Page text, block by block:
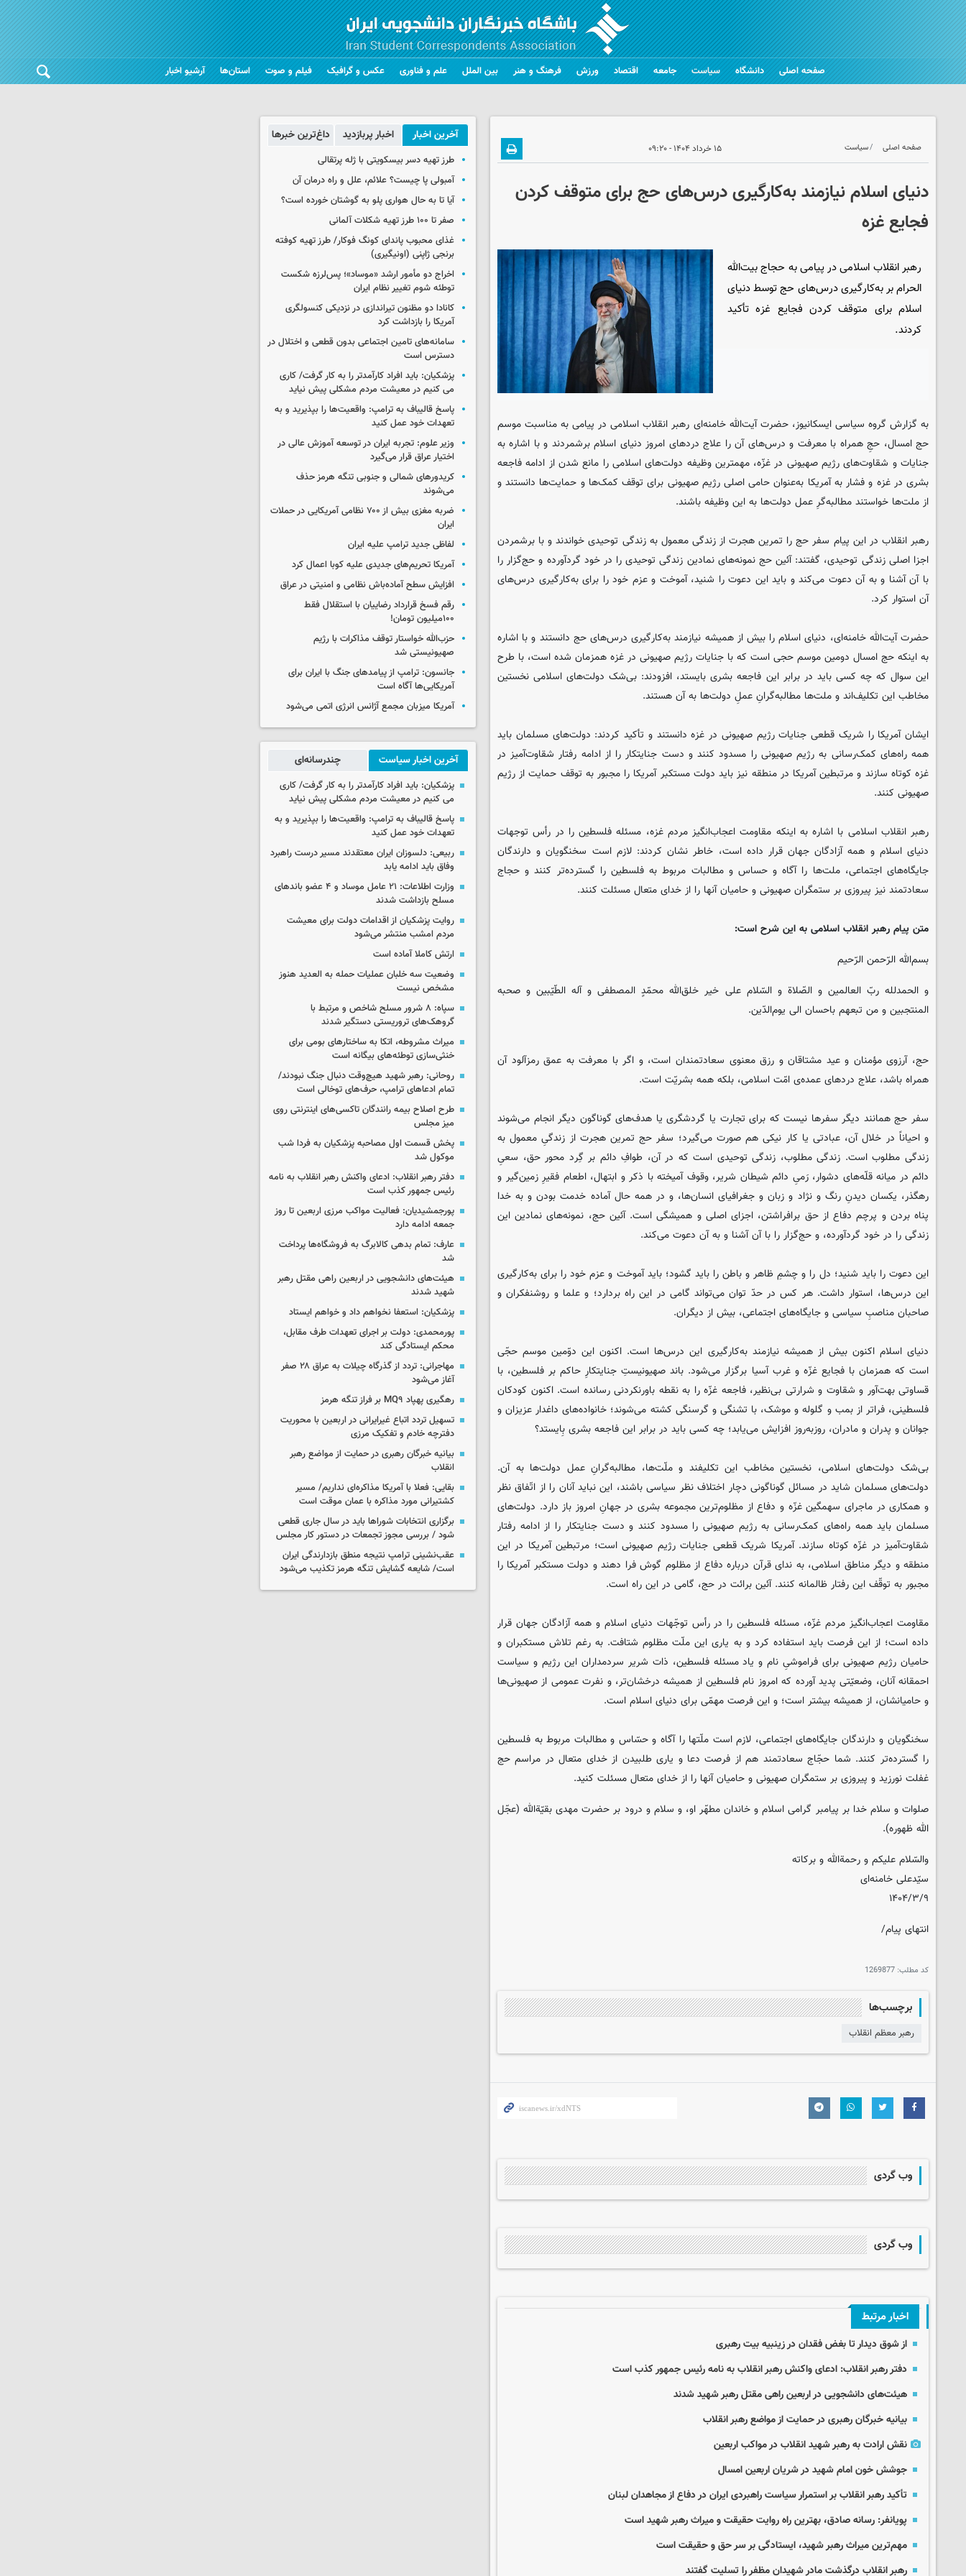
صفحه اصلی دانشگاه سیاست جامعه اقتصاد ورزش فرهنگ و هنر بین الملل علم و فناوری عکس و گرافیک فیلم و صوت استان‌ها آرشیو اخبار
صفحه اصلی سیاست ۱۵ خرداد ۱۴۰۴ - ۰۹:۲۰
دنیای اسلام نیازمند به‌کارگیری درس‌های حج برای متوقف کردن
فجایع غزه
رهبر انقلاب اسلامی در پیامی به حجاج بیت‌الله
الحرام بر به‌کارگیری درس‌های حج توسط دنیای
اسلام برای متوقف کردن فجایع غزه تأکید
کردند.
به گزارش گروه سیاسیایسکانیوز، حضرت آیت‌الله خامنه‌ای رهبر انقلاب اسلامی در پیامی به مناسبت موسم
حج امسال، حجِ همراه با معرفت و درس‌های آن را علاج دردهای امروز دنیای اسلام برشمردند و با اشاره به
جنایات و شقاوت‌های رژیم صهیونی در غزّه، مهمترین وظیفه دولت‌های اسلامی را مانع شدن از ادامه فاجعه
بشری در غزه و فشار به آمریکا به‌عنوان حامی اصلی رژیم صهیونی برای توقف کمک‌ها و حمایت‌ها دانستند و
از ملت‌ها خواستند مطالبه‌گرِ عمل دولت‌ها به این وظیفه باشند.
رهبر انقلاب در این پیام سفر حج را تمرین هجرت از زندگی معمول به زندگی توحیدی خواندند و با برشمردن
اجزا اصلی زندگی توحیدی، گفتند: آئین حج نمونه‌های نمادین زندگی توحیدی را در خود گردآورده و حج‌گزار را
با آن آشنا و به آن دعوت می‌کند و باید این دعوت را شنید، آموخت و عزم خود را برای به‌کارگیری درس‌های
آن استوار کرد.
حضرت آیت‌الله خامنه‌ای، دنیای اسلام را بیش از همیشه نیازمند به‌کارگیری درس‌های حج دانستند و با اشاره
به اینکه حج امسال دومین موسم حجی است که با جنایات رژیم صهیونی در غزه همزمان شده است، با طرح
این سوال که چه کسی باید در برابر این فاجعه بشری بایستد، افزودند: بی‌شک دولت‌های اسلامی نخستین
مخاطب این تکلیف‌اند و ملت‌ها مطالبه‌گرانِ عملِ دولت‌ها به آن هستند.
ایشان آمریکا را شریک قطعی جنایات رژیم صهیونی در غزه دانستند و تأکید کردند: دولت‌های مسلمان باید
همه راه‌های کمک‌رسانی به رژیم صهیونی را مسدود کنند و دست جنایتکار را از ادامه رفتار شقاوت‌آمیز در
غزه کوتاه سازند و مرتبطین آمریکا در منطقه نیز باید دولت مستکبر آمریکا را مجبور به توقف حمایت از رژیم
صهیونی کنند.
رهبر انقلاب اسلامی با اشاره به اینکه مقاومت اعجاب‌انگیز مردم غزه، مسئله فلسطین را در رأس توجهات
دنیای اسلام و همه آزادگان جهان قرار داده است، خاطر نشان کردند: لازم است سخنگویان و دارندگان
جایگاه‌های اجتماعی، ملت‌ها را آگاه و حساس و مطالبات مربوط به فلسطین را گسترده‌تر کنند و حجاج
سعادتمند نیز پیروزی بر ستمگران صهیونی و حامیان آنها را از خدای متعال مسئلت کنند.
متن پیام رهبر انقلاب اسلامی به این شرح است:
بسم‌الله الرّحمن الرّحیم
و الحمدلله ربّ العالمین و الصّلاة و السّلام علی خیر خلق‌الله محمّدٍ المصطفی و آله الطّیّبین و صحبه
المنتجبین و من تبعهم باحسان الی یوم‌الدّین.
حج، آرزوی مؤمنان و عید مشتاقان و رزق معنوی سعادتمندان است، و اگر با معرفت به عمق رمزآلود آن
همراه باشد، علاج دردهای عمده‌ی امّت اسلامی، بلکه همه بشریّت است.
سفر حج همانند دیگر سفرها نیست که برای تجارت یا گردشگری یا هدف‌های گوناگون دیگر انجام می‌شوند
و احیاناً در خلال آن، عبادتی یا کار نیکی هم صورت می‌گیرد؛ سفر حج تمرین هجرت از زندگیِ معمول به
زندگی مطلوب است. زندگی مطلوب، زندگی توحیدی است که در آن، طوافِ دائم بر گِرد محور حق، سعیِ
دائم در میانه قلّه‌های دشوار، رَمیِ دائم شیطان شریر، وقوف آمیخته با ذکر و ابتهال، اطعام فقیرِ زمین‌گیر و
رهگذر، یکسان دیدنِ رنگ و نژاد و زبان و جغرافیای انسان‌ها، و در همه حال آماده خدمت بودن و به خدا
پناه بردن و پرچم دفاع از حق برافراشتن، اجزای اصلی و همیشگی است. آئین حج، نمونه‌های نمادین این
زندگی را در خود گردآورده، و حج‌گزار را با آن آشنا و به آن دعوت می‌کند.
این دعوت را باید شنید؛ دل را و چشمِ ظاهر و باطن را باید گشود؛ باید آموخت و عزم خود را برای به‌کارگیری
این درس‌ها، استوار داشت. هر کس در حدّ توان می‌تواند گامی در این راه بردارد؛ و علما و روشنفکران و
صاحبان مناصبِ سیاسی و جایگاه‌های اجتماعی، بیش از دیگران.
دنیای اسلام اکنون بیش از همیشه نیازمند به‌کارگیری این درس‌ها است. اکنون این دوّمین موسم حجّی
است که همزمان با فجایع غزّه و غرب آسیا برگزار می‌شود. باند صهیونیستِ جنایتکارِ حاکم بر فلسطین، با
قساوتی بهت‌آور و شقاوت و شرارتی بی‌نظیر، فاجعه غزّه را به نقطه باورنکردنی رسانده است. اکنون کودکان
فلسطینی، فراتر از بمب و گلوله و موشک، با تشنگی و گرسنگی کشته می‌شوند؛ خانواده‌های داغدار عزیزان و
جوانان و پدران و مادران، روزبه‌روز افزایش می‌یابد؛ چه کسی باید در برابر این فاجعه‌ بشری بِایستد؟
بی‌شک دولت‌های اسلامی، نخستین مخاطب این تکلیفند و ملّت‌ها، مطالبه‌گرانِ عمل دولت‌ها به آن.
دولت‌های مسلمان شاید در مسائل گوناگونی دچار اختلاف نظر سیاسی باشند، این نباید آنان را از اتّفاق نظر
و همکاری در ماجرای سهمگین غزّه و دفاع از مظلوم‌ترین مجموعه بشری در جهانِ امروز باز دارد. دولت‌های
مسلمان باید همه راه‌های کمک‌رسانی به رژیم صهیونی را مسدود کنند و دست جنایتکار را از ادامه رفتار
شقاوت‌آمیز در غزّه کوتاه سازند. آمریکا شریک قطعی جنایات رژیم صهیونی است؛ مرتبطین آمریکا در این
منطقه و دیگر مناطق اسلامی، به ندای قرآن درباره دفاع از مظلوم گوش فرا دهند و دولت مستکبر آمریکا را
مجبور به توقّف این رفتار ظالمانه کنند. آئین برائت در حج، گامی در این راه است.
مقاومت اعجاب‌انگیز مردم غزّه، مسئله فلسطین را در رأس توجّهات دنیای اسلام و همه آزادگان جهان قرار
داده است؛ از این فرصت باید استفاده کرد و به یاری این ملّت مظلوم شتافت. به رغم تلاش مستکبران و
حامیان رژیم صهیونی برای فراموشیِ نام و یاد مسئله فلسطین، ذات شریر سردمداران این رژیم و سیاست
احمقانه‌ آنان، وضعیّتی پدید آورده که امروز نام فلسطین از همیشه درخشان‌تر، و نفرت عمومی از صهیونی‌ها
و حامیانشان، از همیشه بیشتر است؛ و این فرصت مهمّی برای دنیای اسلام است.
سخنگویان و دارندگان جایگاه‌های اجتماعی، لازم است ملّتها را آگاه و حسّاس و مطالبات مربوط به فلسطین
را گسترده‌تر کنند. شما حجّاج سعادتمند هم از فرصت دعا و یاری طلبیدن از خدای متعال در مراسم حج
غفلت نورزید و پیروزی بر ستمگران صهیونی و حامیان آنها را از خدای متعال مسئلت کنید.
صلوات و سلام خدا بر پیامبر گرامی اسلام و خاندان مطهّر او، و سلام و درود بر حضرت مهدی بقیّة‌الله (عجّل
الله ظهوره).
والسّلام علیکم و رحمة‌الله و برکاته
سیّدعلی خامنه‌ای
۱۴۰۴/۳/۹
انتهای پیام/
کد مطلب: 1269877
برچسب‌ها
رهبر معظم انقلاب
وب گردی
وب گردی
اخبار مرتبط
از شوق دیدار تا بغض فقدان در زینبیه بیت رهبری
دفتر رهبر انقلاب: ادعای واکنش رهبر انقلاب به نامه رئیس جمهور کذب است
هیئت‌های دانشجویی در اربعین راهی مقتل رهبر شهید شدند
بیانیه خبرگان رهبری در حمایت از مواضع رهبر انقلاب
نقش ارادت به رهبر شهید انقلاب در مواکب اربعین
جوشش خون امام شهید در شریان اربعین امسال
تأکید رهبر انقلاب بر استمرار سیاست راهبردی ایران در دفاع از مجاهدان لبنان
پویانفر: رسانه صادق، بهترین راه روایت حقیقت و میراث رهبر شهید است
مهم‌ترین میراث رهبر شهید، ایستادگی بر سر حق و حقیقت است
رهبر انقلاب درگذشت مادر شهیدان مظفر را تسلیت گفتند
آخرین اخبار اخبار پربازدید داغ‌ترین خبرها
طرز تهیه دسر بیسکویتی با ژله پرتقالی
آمبولی پا چیست؟ علائم، علل و راه درمان آن
آیا تا به حال هواری پلو به گوشتان خورده است؟
صفر تا ۱۰۰ طرز تهیه شکلات آلمانی
غذای محبوب پاندای کونگ فوکار/ طرز تهیه کوفته
برنجی ژاپنی (اونیگیری)
اخراج دو مأمور ارشد «موساد»؛ پس‌لرزه شکست
توطئه شوم تغییر نظام ایران
کانادا دو مظنون تیراندازی در نزدیکی کنسولگری
آمریکا را بازداشت کرد
سامانه‌های تامین اجتماعی بدون قطعی و اختلال در
دسترس است
پزشکیان: باید افراد کارآمدتر را به کار گرفت/ کاری
می کنیم در معیشت مردم مشکلی پیش نیاید
پاسخ قالیباف به ترامپ: واقعیت‌ها را بپذیرید و به
تعهدات خود عمل کنید
وزیر علوم: تجربه ایران در توسعه آموزش عالی در
اختیار عراق قرار می‌گیرد
کریدورهای شمالی و جنوبی تنگه هرمز حذف
می‌شوند
ضربه مغزی بیش از ۷۰۰ نظامی آمریکایی در حملات
ایران
لفاظی جدید ترامپ علیه ایران
آمریکا تحریم‌های جدیدی علیه کوبا اعمال کرد
افزایش سطح آماده‌باش نظامی و امنیتی در عراق
رقم فسخ قرارداد رضاییان با استقلال فقط
۱۰۰میلیون تومان!
حزب‌الله خواستار توقف مذاکرات با رژیم
صهیونیستی شد
جانسون: ترامپ از پیامدهای جنگ با ایران برای
آمریکایی‌ها آگاه است
آمریکا میزبان مجمع آژانس انرژی اتمی می‌شود
آخرین اخبار سیاست چندرسانه‌ای
پزشکیان: باید افراد کارآمدتر را به کار گرفت/ کاری
می کنیم در معیشت مردم مشکلی پیش نیاید
پاسخ قالیباف به ترامپ: واقعیت‌ها را بپذیرید و به
تعهدات خود عمل کنید
ربیعی: دلسوزان ایران معتقدند مسیر درست راهبرد
وفاق باید ادامه یابد
وزارت اطلاعات: ۲۱ عامل موساد و ۴ عضو باندهای
مسلح بازداشت شدند
روایت پزشکیان از اقدامات دولت برای معیشت
مردم امشب منتشر می‌شود
ارتش کاملا آماده است
وضعیت سه خلبان عملیات حمله به العدید هنوز
مشخص نیست
سپاه: ۸ شرور مسلح شاخص و مرتبط با
گروهک‌های تروریستی دستگیر شدند
میراث مشروطه، اتکا به ساختارهای بومی برای
خنثی‌سازی توطئه‌های بیگانه است
روحانی: رهبر شهید هیچ‌وقت دنبال جنگ نبودند/
تمام ادعاهای ترامپ، حرف‌های توخالی است
طرح اصلاح بیمه رانندگان تاکسی‌های اینترنتی روی
میز مجلس
پخش قسمت اول مصاحبه پزشکیان به فردا شب
موکول شد
دفتر رهبر انقلاب: ادعای واکنش رهبر انقلاب به نامه
رئیس جمهور کذب است
پورجمشیدیان: فعالیت مواکب مرزی اربعین تا روز
جمعه ادامه دارد
عارف: تمام بدهی کالابرگ به فروشگاه‌ها پرداخت
شد
هیئت‌های دانشجویی در اربعین راهی مقتل رهبر
شهید شدند
پزشکیان: استعفا نخواهم داد و خواهم ایستاد
پورمحمدی: دولت بر اجرای تعهدات طرف مقابل،
محکم ایستادگی کند
مهاجرانی: تردد از گذرگاه چیلات به عراق ۲۸ صفر
آغاز می‌شود
رهگیری پهپاد MQ۹ بر فراز تنگه هرمز
تسهیل تردد اتباع غیرایرانی در اربعین با محوریت
دفترچه خادم و تفکیک مرزی
بیانیه خبرگان رهبری در حمایت از مواضع رهبر
انقلاب
بقایی: فعلا با آمریکا مذاکره‌ای نداریم/ مسیر
کشتیرانی مورد مذاکره با عمان موقت است
برگزاری انتخابات شوراها باید در سال جاری قطعی
شود / بررسی مجوز تجمعات در دستور کار مجلس
عقب‌نشینی ترامپ نتیجه منطق بازدارندگی ایران
است/ شایعه گشایش تنگه هرمز تکذیب می‌شود